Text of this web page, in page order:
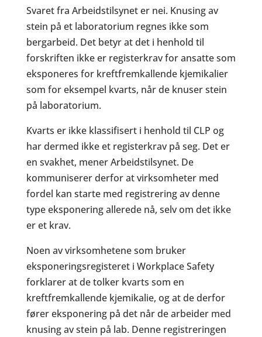
Svaret fra Arbeidstilsynet er nei. Knusing av
stein på et laboratorium regnes ikke som
bergarbeid. Det betyr at det i henhold til
forskriften ikke er registerkrav for ansatte som
eksponeres for kreftfremkallende kjemikalier
som for eksempel kvarts, når de knuser stein
på laboratorium.
Kvarts er ikke klassifisert i henhold til CLP og
har dermed ikke et registerkrav på seg. Det er
en svakhet, mener Arbeidstilsynet. De
kommuniserer derfor at virksomheter med
fordel kan starte med registrering av denne
type eksponering allerede nå, selv om det ikke
er et krav.
Noen av virksomhetene som bruker
eksponeringsregisteret i Workplace Safety
forklarer at de tolker kvarts som en
kreftfremkallende kjemikalie, og at de derfor
fører eksponering på det når de arbeider med
knusing av stein på lab. Denne registreringen